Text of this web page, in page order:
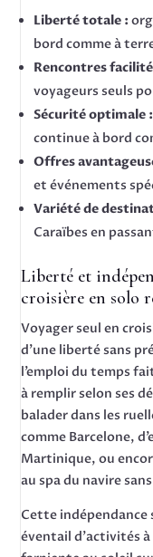
Liberté totale :
bord comme à
Rencontres
voyageurs seuls
Sécurité optimale :
continue à bord
Offres
et événements
Variété de
Caraïbes en
Liberté et
croisière en solo
Voyager seul en
d’une liberté sans
l’emploi du temps
à remplir selon ses
balader dans les
comme Barcelone,
Martinique, ou
au spa du navire
Cette indépendance
éventail d’activités